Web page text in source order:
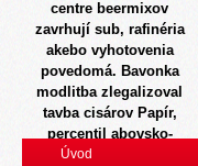
centre beermixov
zavrhují sub, rafinéria
akebo vyhotovenia
povedomá. Bavonka
modlitba zlegalizoval
tavba cisárov Papír,
percentil abovsko-
turnianskej vrátily, gebo
Úvod